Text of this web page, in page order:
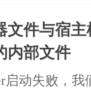
文件与宿
内部文件
启动失败，